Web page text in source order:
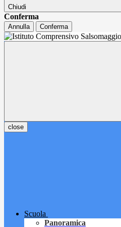
Chiudi
Conferma
Annulla Conferma
close
Scuola
Panoramica